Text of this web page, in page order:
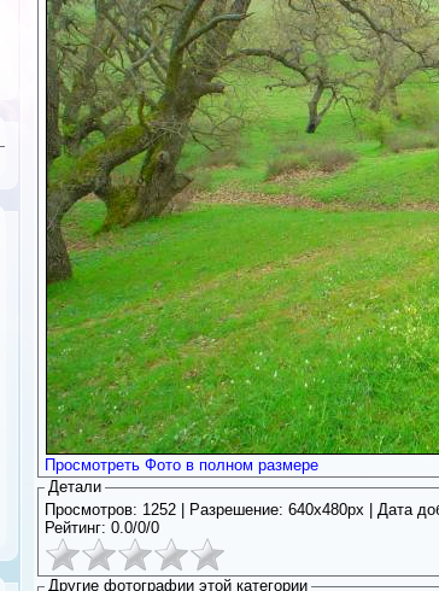
Просмотреть Фото в полном размере
Детали
Просмотров: 1252 |
Рейтинг: 0.0/0/0
Другие фотографии этой категории